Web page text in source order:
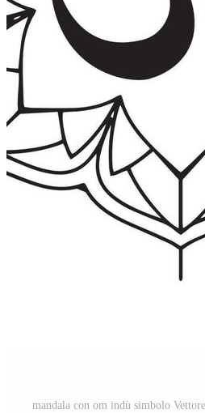
mandala con om indù simbolo